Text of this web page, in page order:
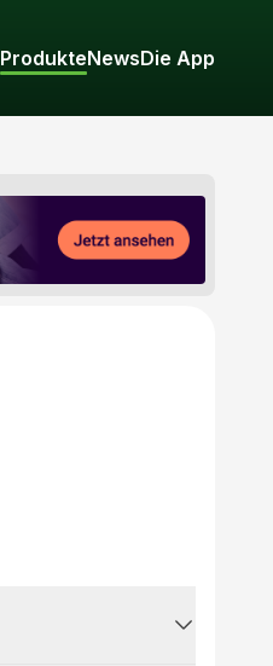
ProdukteNewsDie App